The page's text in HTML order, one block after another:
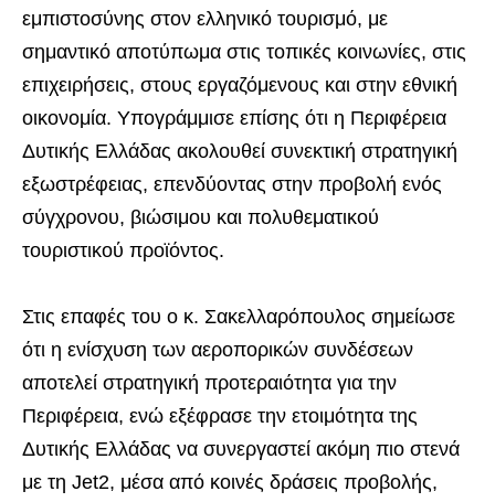
εμπιστοσύνης στον ελληνικό τουρισμό, με
σημαντικό αποτύπωμα στις τοπικές κοινωνίες, στις
επιχειρήσεις, στους εργαζόμενους και στην εθνική
οικονομία. Υπογράμμισε επίσης ότι η Περιφέρεια
Δυτικής Ελλάδας ακολουθεί συνεκτική στρατηγική
εξωστρέφειας, επενδύοντας στην προβολή ενός
σύγχρονου, βιώσιμου και πολυθεματικού
τουριστικού προϊόντος.
Στις επαφές του ο κ. Σακελλαρόπουλος σημείωσε
ότι η ενίσχυση των αεροπορικών συνδέσεων
αποτελεί στρατηγική προτεραιότητα για την
Περιφέρεια, ενώ εξέφρασε την ετοιμότητα της
Δυτικής Ελλάδας να συνεργαστεί ακόμη πιο στενά
με τη Jet2, μέσα από κοινές δράσεις προβολής,